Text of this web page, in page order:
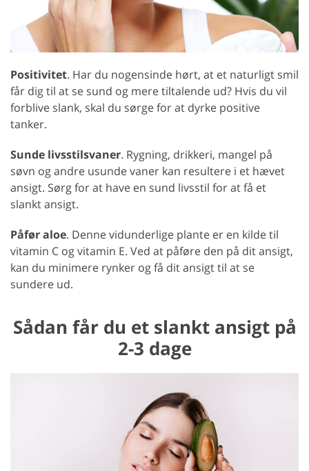
Positivitet. Har du nogensinde hørt, at et naturligt smil
får dig til at se sund og mere tiltalende ud? Hvis du vil
forblive slank, skal du sørge for at dyrke positive
tanker.
Sunde livsstilsvaner. Rygning, drikkeri, mangel på
søvn og andre usunde vaner kan resultere i et hævet
ansigt. Sørg for at have en sund livsstil for at få et
slankt ansigt.
Påfør aloe. Denne vidunderlige plante er en kilde til
vitamin C og vitamin E. Ved at påføre den på dit ansigt,
kan du minimere rynker og få dit ansigt til at se
sundere ud.
Sådan får du et slankt ansigt på
2-3 dage